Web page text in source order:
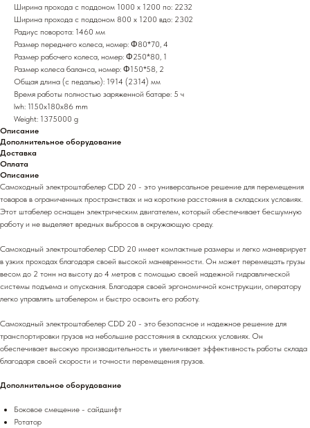
Ширина прохода с поддоном 1000 x 1200 по: 2232
Ширина прохода с поддоном 800 х 1200 вдо: 2302
Радиус поворота: 1460 мм
Размер переднего колеса, номер: Φ80*70, 4
Размер рабочего колеса, номер: Φ250*80, 1
Размер колеса баланса, номер: Φ150*58, 2
Общая длина (с педалью): 1914 (2314) мм
Время работы полностью заряженной батаре: 5 ч
lwh: 1150x180x86 mm
Weight: 1375000 g
Описание
Дополнительное оборудование
Доставка
Оплата
Описание
Самоходный электроштабелер CDD 20 - это универсальное решение для перемещения
товаров в ограниченных пространствах и на короткие расстояния в складских условиях.
Этот штабелер оснащен электрическим двигателем, который обеспечивает бесшумную
работу и не выделяет вредных выбросов в окружающую среду.
Самоходный электроштабелер CDD 20 имеет компактные размеры и легко маневрирует
в узких проходах благодаря своей высокой маневренности. Он может перемещать грузы
весом до 2 тонн на высоту до 4 метров с помощью своей надежной гидравлической
системы подъема и опускания. Благодаря своей эргономичной конструкции, оператору
легко управлять штабелером и быстро освоить его работу.
Самоходный электроштабелер CDD 20 - это безопасное и надежное решение для
транспортировки грузов на небольшие расстояния в складских условиях. Он
обеспечивает высокую производительность и увеличивает эффективность работы склада
благодаря своей скорости и точности перемещения грузов.
Дополнительное оборудование
Боковое смещение - сайдшифт
Ротатор